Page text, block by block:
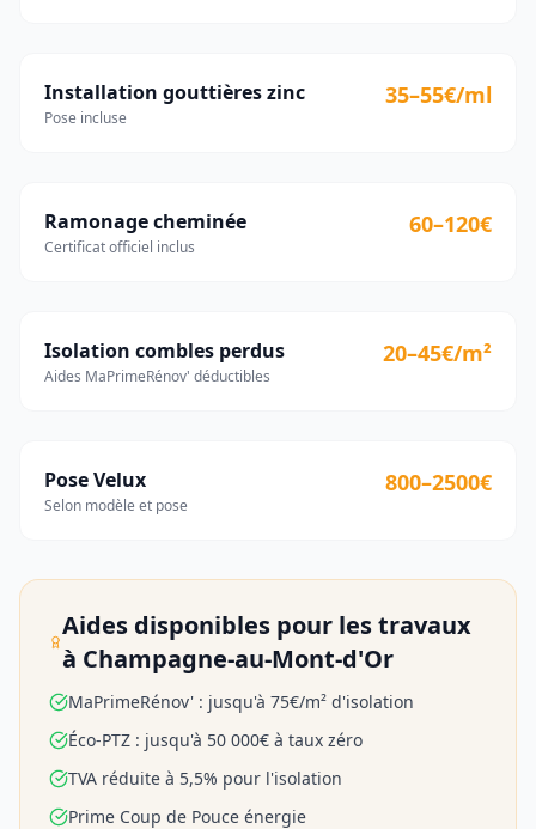
Installation gouttières zinc
Pose incluse
35–55€/ml
Ramonage cheminée
Certificat officiel inclus
60–120€
Isolation combles perdus
Aides MaPrimeRénov' déductibles
20–45€/m²
Pose Velux
Selon modèle et pose
800–2500€
Aides disponibles pour les travaux
à Champagne-au-Mont-d'Or
MaPrimeRénov' : jusqu'à 75€/m² d'isolation
Éco-PTZ : jusqu'à 50 000€ à taux zéro
TVA réduite à 5,5% pour l'isolation
Prime Coup de Pouce énergie